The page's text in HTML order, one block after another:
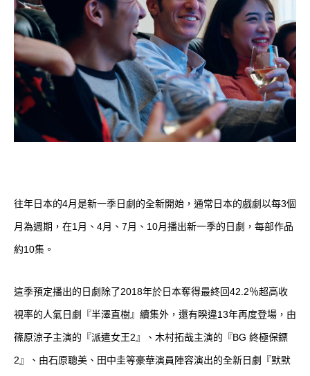
往年日本的4月是新一季日劇的全新開始，通常日本的戲劇以每3個
月為週期，在1月、4月、7月、10月播出新一季的日劇，每部作品
約10集。
這季預定播出的日劇除了2018年於日本奪得最終回42.2％超高收
視率的人氣日劇『半澤直樹』續集外，還有睽違13年再度登場，由
篠原涼子主演的『派遣女王2』、木村拓哉主演的『BG 終極保鏢
2』、由石原聰美、田中圭等豪華演員陣容演出的全新日劇『默默